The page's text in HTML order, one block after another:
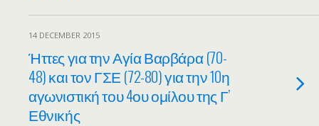
14 DECEMBER 2015
Ήττες για την Αγία Βαρβάρα (70-
48) και τον ΓΣΕ (72-80) για την 10η
αγωνιστική του 4ου ομίλου της Γ’
Εθνικής